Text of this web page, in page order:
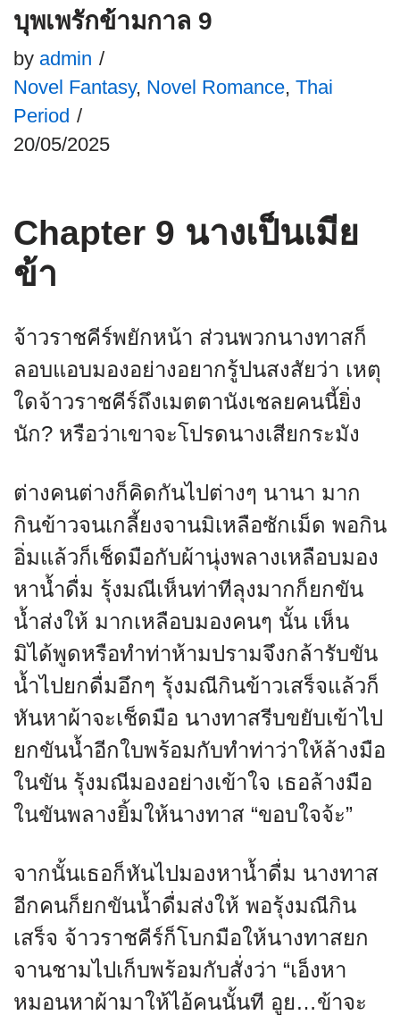
บุพเพรักข้ามกาล 9
by admin
Novel Fantasy, Novel Romance, Thai
Period
20/05/2025
Chapter 9 นางเป็นเมีย
ข้า
จ้าวราชคีร์พยักหน้า ส่วนพวกนางทาสก็
ลอบแอบมองอย่างอยากรู้ปนสงสัยว่า เหตุ
ใดจ้าวราชคีร์ถึงเมตตานังเชลยคนนี้ยิ่ง
นัก? หรือว่าเขาจะโปรดนางเสียกระมัง
ต่างคนต่างก็คิดกันไปต่างๆ นานา มาก
กินข้าวจนเกลี้ยงจานมิเหลือซักเม็ด พอกิน
อิ่มแล้วก็เช็ดมือกับผ้านุ่งพลางเหลือบมอง
หาน้ำดื่ม รุ้งมณีเห็นท่าทีลุงมากก็ยกขัน
น้ำส่งให้ มากเหลือบมองคนๆ นั้น เห็น
มิได้พูดหรือทำท่าห้ามปรามจึงกล้ารับขัน
น้ำไปยกดื่มอึกๆ รุ้งมณีกินข้าวเสร็จแล้วก็
หันหาผ้าจะเช็ดมือ นางทาสรีบขยับเข้าไป
ยกขันน้ำอีกใบพร้อมกับทำท่าว่าให้ล้างมือ
ในขัน รุ้งมณีมองอย่างเข้าใจ เธอล้างมือ
ในขันพลางยิ้มให้นางทาส “ขอบใจจ้ะ”
จากนั้นเธอก็หันไปมองหาน้ำดื่ม นางทาส
อีกคนก็ยกขันน้ำดื่มส่งให้ พอรุ้งมณีกิน
เสร็จ จ้าวราชคีร์ก็โบกมือให้นางทาสยก
จานชามไปเก็บพร้อมกับสั่งว่า “เอ็งหา
หมอนหาผ้ามาให้ไอ้คนนั้นที อูย…ข้าจะ